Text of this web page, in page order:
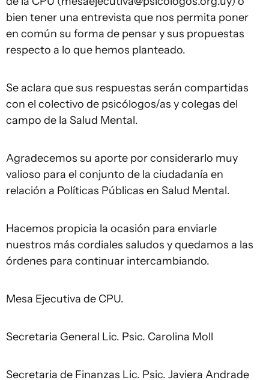
bien tener una entrevista que nos permita poner
en común su forma de pensar y sus propuestas
respecto a lo que hemos planteado.
Se aclara que sus respuestas serán compartidas
con el colectivo de psicólogos/as y colegas del
campo de la Salud Mental.
Agradecemos su aporte por considerarlo muy
valioso para el conjunto de la ciudadanía en
relación a Políticas Públicas en Salud Mental.
Hacemos propicia la ocasión para enviarle
nuestros más cordiales saludos y quedamos a las
órdenes para continuar intercambiando.
Mesa Ejecutiva de CPU.
Secretaria General Lic. Psic. Carolina Moll
Secretaria de Finanzas Lic. Psic. Javiera Andrade